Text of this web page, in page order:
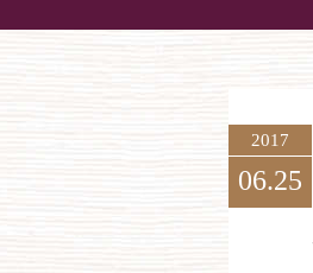
2017
06.25